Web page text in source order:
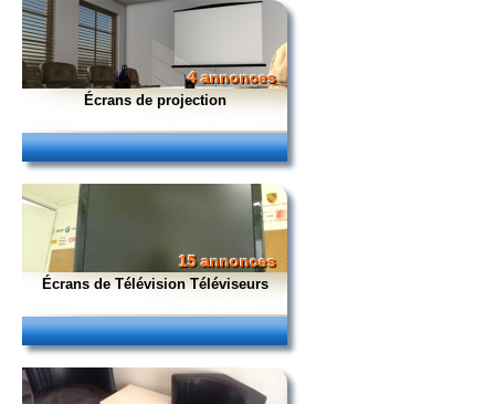
4 annonces
Écrans de projection
15 annonces
Écrans de Télévision Téléviseurs